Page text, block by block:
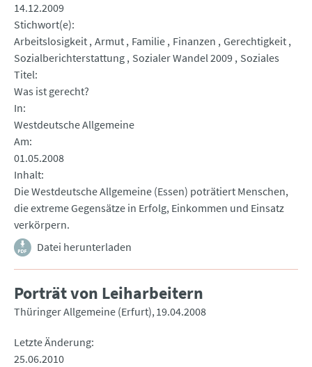
14.12.2009
Stichwort(e)
Arbeitslosigkeit Armut Familie Finanzen Gerechtigkeit
Sozialberichterstattung Sozialer Wandel 2009 Soziales
Titel
Was ist gerecht?
In
Westdeutsche Allgemeine
Am
01.05.2008
Inhalt
Die Westdeutsche Allgemeine (Essen) poträtiert Menschen,
die extreme Gegensätze in Erfolg, Einkommen und Einsatz
verkörpern.
Datei herunterladen
Porträt von Leiharbeitern
Thüringer Allgemeine (Erfurt) 19.04.2008
Letzte Änderung
25.06.2010